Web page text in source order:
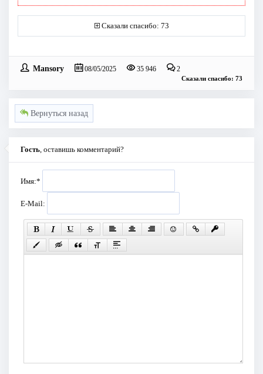
Сказали спасибо: 73
Mansory 08/05/2025 35 946 2
Сказали спасибо: 73
Вернуться назад
Гость, оставишь комментарий?
Имя:*
E-Mail: